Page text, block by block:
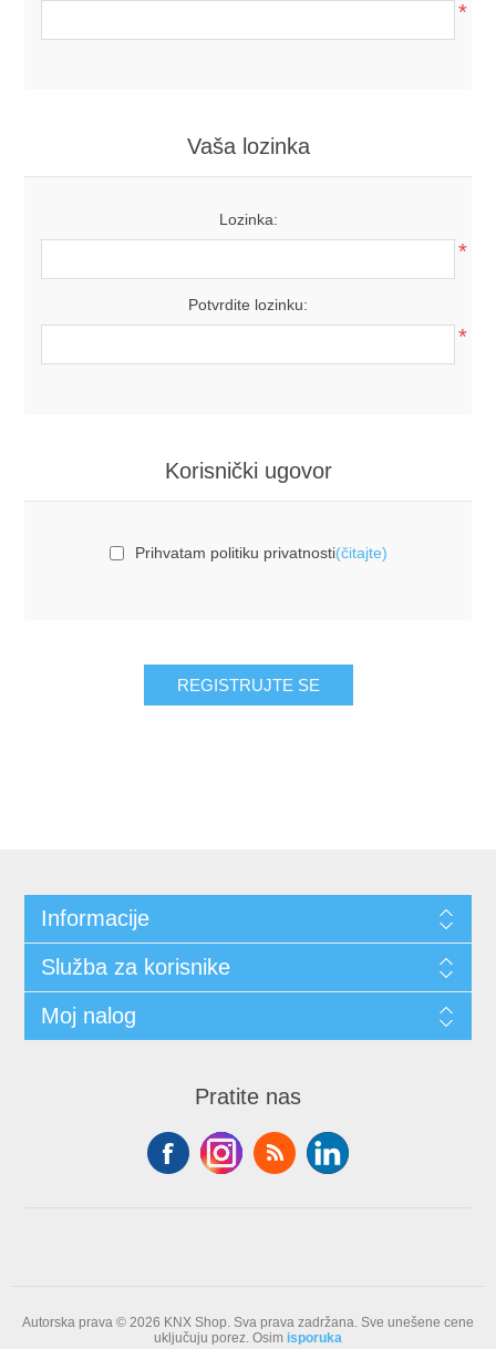
*
Vaša lozinka
Lozinka:
*
Potvrdite lozinku:
*
Korisnički ugovor
Prihvatam politiku privatnosti(čitajte)
Informacije
Služba za korisnike
Moj nalog
Pratite nas
Autorska prava © 2026 KNX Shop. Sva prava zadržana. Sve unešene cene
uključuju porez. Osim isporuka